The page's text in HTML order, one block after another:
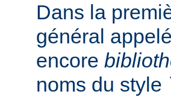
Dans la
général
encore
noms du style